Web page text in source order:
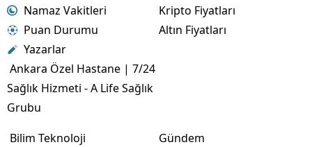
Namaz Vakitleri
Puan Durumu
Yazarlar
Ankara Özel Hastane | 7/24
Sağlık Hizmeti - A Life Sağlık
Grubu
Kripto Fiyatları
Altın Fiyatları
Bilim Teknoloji
Gündem